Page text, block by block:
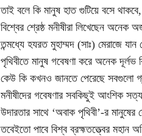
তাই বলে কি মানুষ হাত গুটিয়ে বসে
বিশ্বের শ্রেষ্ঠ মনীষীরা লিখেছেন অনেক
তন্মধ্যে হযরত মুহাম্মদ (সাঃ) মেরাজে
পৃথিবীতে মানুষ গবেষণা করে অনেক দূর্লভ
কেউ কি কখনও জানতে পেরেছে সবগুলো
মনীষীদের গবেষণার সবকিছুই আংশিক
উদারতার সাথে ‘অবাক পৃথিবী’-র
তবেইতো পাবে বিশ্ব ব্রহ্মতত্ত্বের